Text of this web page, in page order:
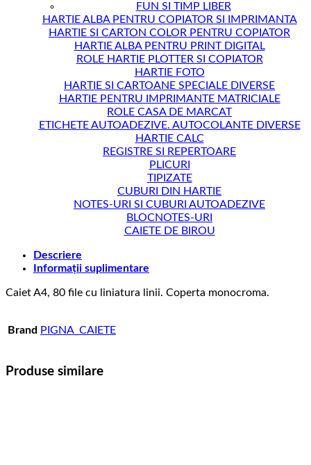
FUN SI TIMP LIBER
HARTIE ALBA PENTRU COPIATOR SI IMPRIMANTA
HARTIE SI CARTON COLOR PENTRU COPIATOR
HARTIE ALBA PENTRU PRINT DIGITAL
ROLE HARTIE PLOTTER SI COPIATOR
HARTIE FOTO
HARTIE SI CARTOANE SPECIALE DIVERSE
HARTIE PENTRU IMPRIMANTE MATRICIALE
ROLE CASA DE MARCAT
ETICHETE AUTOADEZIVE. AUTOCOLANTE DIVERSE
HARTIE CALC
REGISTRE SI REPERTOARE
PLICURI
TIPIZATE
CUBURI DIN HARTIE
NOTES-URI SI CUBURI AUTOADEZIVE
BLOCNOTES-URI
CAIETE DE BIROU
Descriere
Informații suplimentare
Caiet A4, 80 file cu liniatura linii. Coperta monocroma.
Brand PIGNA_CAIETE
Produse similare